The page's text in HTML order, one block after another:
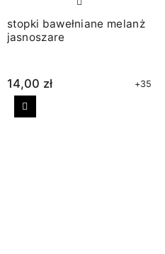
stopki bawełniane melanż
jasnoszare
14,00 zł +35
Poprzedni